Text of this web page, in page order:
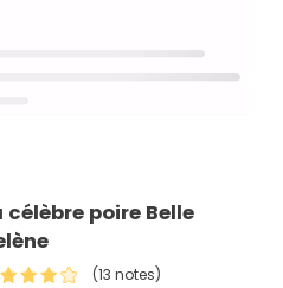
célèbre poire Belle
(13 notes)